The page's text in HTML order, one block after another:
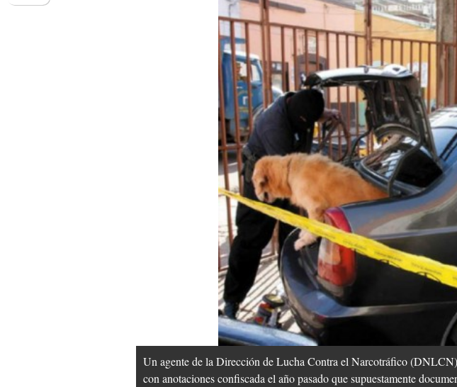
Un agente de la Dirección de Lucha Contra el Narcotráfico
con anotaciones confiscada el año pasado que supuestamente